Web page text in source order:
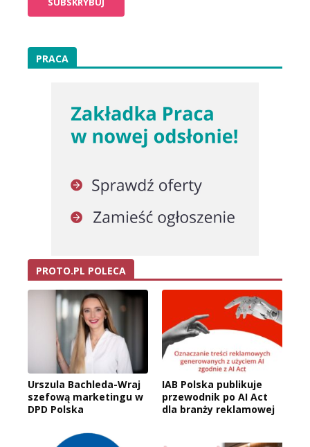
PRACA
PROTO.PL POLECA
Urszula Bachleda-Wraj
szefową marketingu w
DPD Polska
IAB Polska publikuje
przewodnik po AI Act
dla branży reklamowej